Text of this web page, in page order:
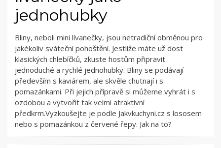
jednohubky
Bliny, neboli mini lívanečky, jsou netradiční obměnou pro
jakékoliv sváteční pohoštění. Jestliže máte už dost
klasických chlebíčků, zkuste hostům připravit
jednoduché a rychlé jednohubky. Bliny se podávají
především s kaviárem, ale skvěle chutnají i s
pomazánkami. Při jejich přípravě si můžeme vyhrát i s
ozdobou a vytvořit tak velmi atraktivní
předkrm.Vyzkoušejte je podle Jakvkuchyni.cz s lososem
nebo s pomazánkou z červené řepy. Jak na to?